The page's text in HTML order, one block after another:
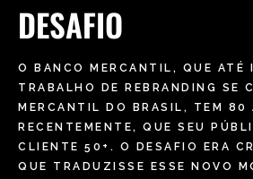
DESAFIO
O BANCO MERCANTIL, QUE ATÉ
TRABALHO DE REBRANDING SE
MERCANTIL DO BRASIL, TEM 80
RECENTEMENTE, QUE SEU
CLIENTE 50+. O DESAFIO ERA
QUE TRADUZISSE ESSE NOVO